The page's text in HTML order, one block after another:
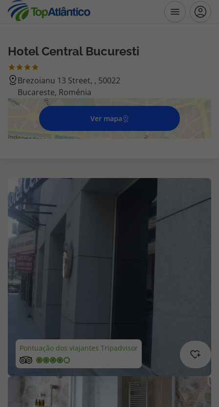
Destinos
Voos
Hotéis
Voos + Hotel
Disneyland ® Paris
Escapadinhas
Cruzeiros
Promoções
Especialistas
Cheque Viagem
Rede de Lojas
Blog TopViagens
Hotel Central Bucuresti
Brezoianu 13 Street, , 50022
Bucareste, Roménia
Ver mapa
Pontuação dos viajantes Tripadvisor